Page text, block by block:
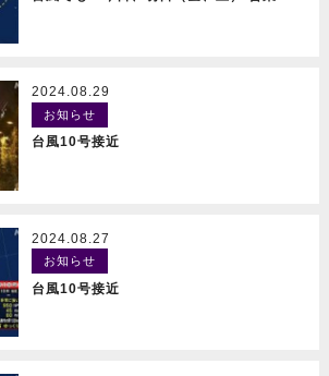
2024.08.29
お知らせ
台風10号接近
2024.08.27
お知らせ
台風10号接近